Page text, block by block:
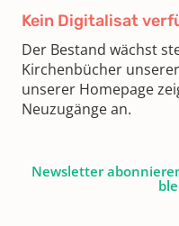
Kein Digitalisat
Der Bestand wächst
Kirchenbücher
unserer Homepage
Neuzugänge an.
Newsletter